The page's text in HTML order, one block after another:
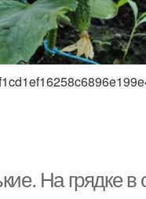
На грядке в